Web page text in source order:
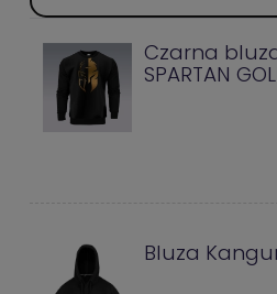
Czarna
SPARTAN
Bluza